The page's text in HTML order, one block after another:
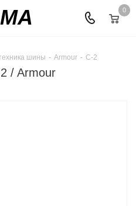
0
шины - Armour - C-2
/ Armour